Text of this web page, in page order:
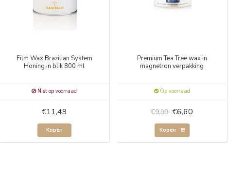
Film Wax Brazilian System
Honing in blik 800 ml
Niet op voorraad
€11,49
Kopen
Premium Tea Tree wax in
magnetron verpakking
Op voorraad
€9,99 €6,60
Kopen